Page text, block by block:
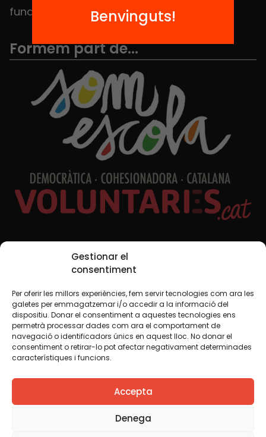
Gestionar el
consentiment
Per oferir les millors experiències, fem servir tecnologies com ara les
galetes per emmagatzemar i/o accedir a la informació del
dispositiu. Donar el consentiment a aquestes tecnologies ens
permetrà processar dades com ara el comportament de
navegació o identificadors únics en aquest lloc. No donar el
consentiment o retirar-lo pot afectar negativament determinades
característiques i funcions.
Accepta
Denega
fundacio@equitat.org
Formem part de...
Xarxes Socials
TWT YTB IG FB IN
Avís legalPolítica de cookies
Creiem que el coneixement s’ha de compartir. Per això
fem servir una llicència Creative Commons, llevat que en
algun material indiquem el contrari. Us animem a copiar,
redistribuir, remesclar o transformar i crear els continguts
Benvinguts!